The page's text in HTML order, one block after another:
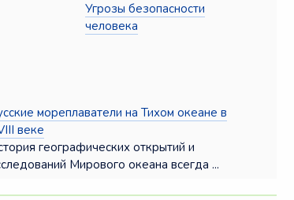
Угрозы безопасности
человека
мореплаватели на Тихом океане в
веке
географических открытий и
Мирового океана всегда ...